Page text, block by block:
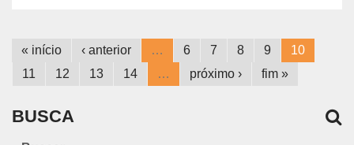
« início ‹ anterior … 6 7 8 9
10
11
12 13 14 … próximo › fim »
BUSCA